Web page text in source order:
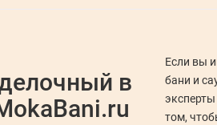
в
Если вы
бани и
том,